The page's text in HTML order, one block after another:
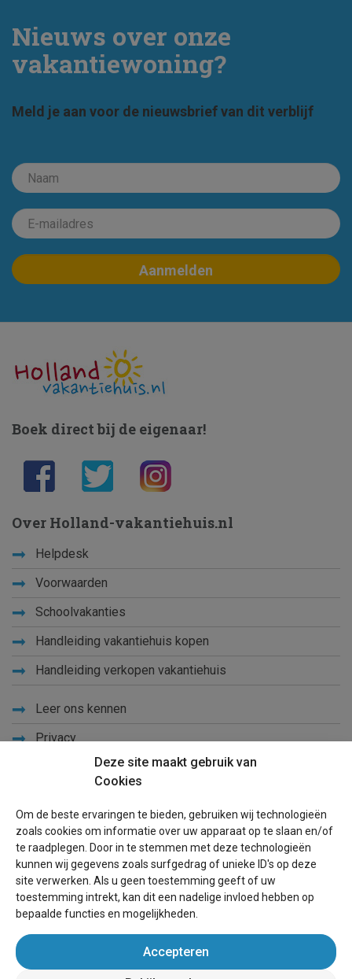
Nieuws over onze
vakantiewoning?
Meld je aan voor de nieuwsbrief van dit verblijf
Deze site maakt gebruik van
Cookies
Om de beste ervaringen te bieden, gebruiken wij technologieën
zoals cookies om informatie over uw apparaat op te slaan en/of
te raadplegen. Door in te stemmen met deze technologieën
kunnen wij gegevens zoals surfgedrag of unieke ID's op deze
site verwerken. Als u geen toestemming geeft of uw
toestemming intrekt, kan dit een nadelige invloed hebben op
bepaalde functies en mogelijkheden.
Accepteren
Boek direct bij de eigenaar!
Over Holland-vakantiehuis.nl
Helpdesk
Voorwaarden
Schoolvakanties
Handleiding vakantiehuis kopen
Handleiding verkopen vakantiehuis
Leer ons kennen
Privacy
Blog
Voor eigenaren
Een advertentie plaatsen
Succesvol verhuren vakantiewoning